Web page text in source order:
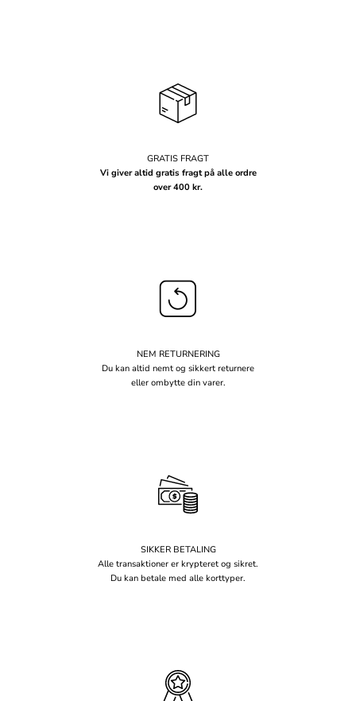
GRATIS FRAGT
Vi giver altid gratis fragt på alle ordre
over 400 kr.
NEM RETURNERING
Du kan altid nemt og sikkert returnere
eller ombytte din varer.
SIKKER BETALING
Alle transaktioner er krypteret og sikret.
Du kan betale med alle korttyper.